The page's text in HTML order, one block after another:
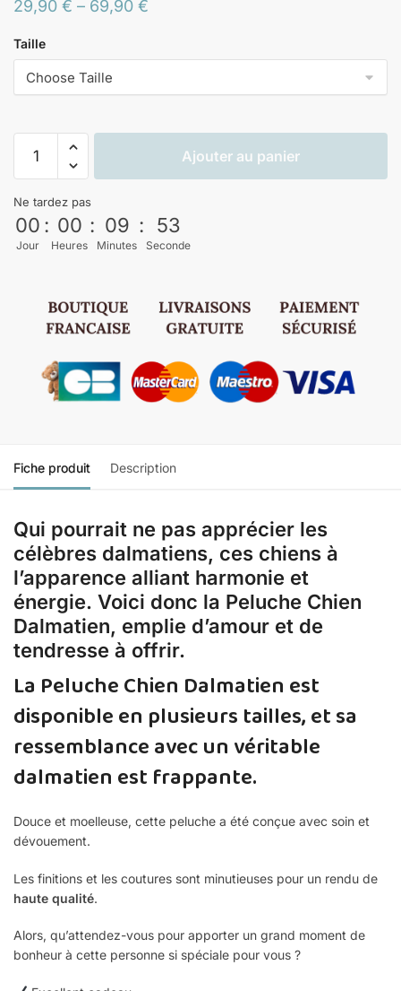
29,90 € – 69,90 €
Taille
Ajouter au panier
Ne tardez pas
00
Jour
: 00
Heures
: 09
Minutes
: 52
Seconde
Fiche produit Description
Qui pourrait ne pas apprécier les
célèbres dalmatiens, ces chiens à
l’apparence alliant harmonie et
énergie. Voici donc la Peluche Chien
Dalmatien, emplie d’amour et de
tendresse à offrir.
La Peluche Chien Dalmatien est
disponible en plusieurs tailles, et sa
ressemblance avec un véritable
dalmatien est frappante.
Douce et moelleuse, cette peluche a été conçue avec soin et
dévouement.
Les finitions et les coutures sont minutieuses pour un rendu de
haute qualité.
Alors, qu’attendez-vous pour apporter un grand moment de
bonheur à cette personne si spéciale pour vous ?